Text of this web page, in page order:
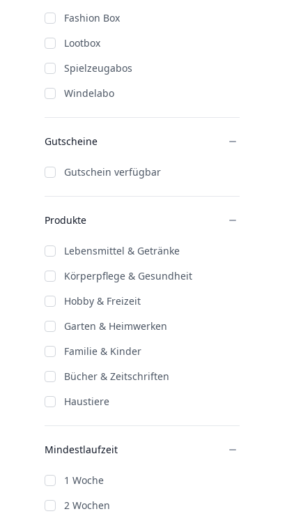
Fashion Box
Lootbox
Spielzeugabos
Windelabo
Gutscheine
Gutschein verfügbar
Produkte
Lebensmittel & Getränke
Körperpflege & Gesundheit
Hobby & Freizeit
Garten & Heimwerken
Familie & Kinder
Bücher & Zeitschriften
Haustiere
Mindestlaufzeit
1 Woche
2 Wochen